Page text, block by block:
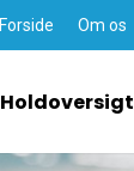
Forside Om os
Holdoversigt